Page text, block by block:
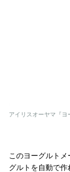
アイリスオーヤマ『ヨ
このヨーグルト
グルトを自動で